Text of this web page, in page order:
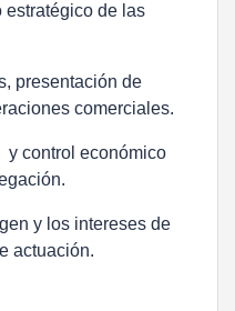
de las
presentación de
comerciales.
y control económico
y los intereses de
actuación.